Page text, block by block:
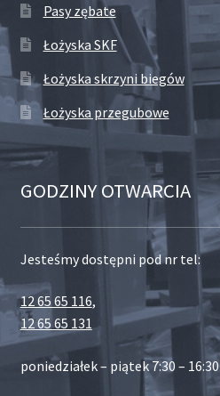
Pasy zębate
Łożyska SKF
Łożyska skrzyni biegów
Łożyska przegubowe
GODZINY OTWARCIA
Jesteśmy dostępni pod nr tel:
12 65 65 116,
12 65 65 131
poniedziałek – piątek 7:30 – 16:30